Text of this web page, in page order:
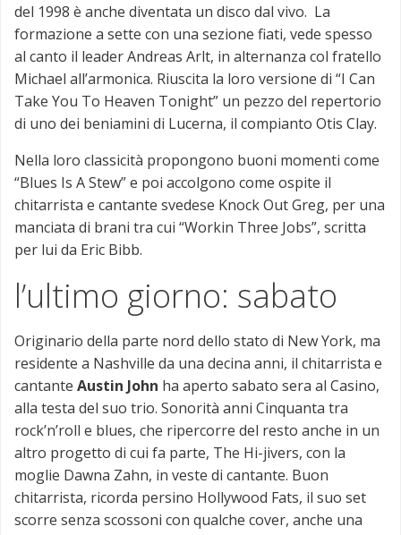
del 1998 è anche diventata un disco dal vivo. La
formazione a sette con una sezione fiati, vede spesso
al canto il leader Andreas Arlt, in alternanza col fratello
Michael all’armonica. Riuscita la loro versione di “I Can
Take You To Heaven Tonight” un pezzo del repertorio
di uno dei beniamini di Lucerna, il compianto Otis Clay.
Nella loro classicità propongono buoni momenti come
“Blues Is A Stew” e poi accolgono come ospite il
chitarrista e cantante svedese Knock Out Greg, per una
manciata di brani tra cui “Workin Three Jobs”, scritta
per lui da Eric Bibb.
l’ultimo giorno: sabato
Originario della parte nord dello stato di New York, ma
residente a Nashville da una decina anni, il chitarrista e
cantante Austin John ha aperto sabato sera al Casino,
alla testa del suo trio. Sonorità anni Cinquanta tra
rock’n’roll e blues, che ripercorre del resto anche in un
altro progetto di cui fa parte, The Hi-jivers, con la
moglie Dawna Zahn, in veste di cantante. Buon
chitarrista, ricorda persino Hollywood Fats, il suo set
scorre senza scossoni con qualche cover, anche una